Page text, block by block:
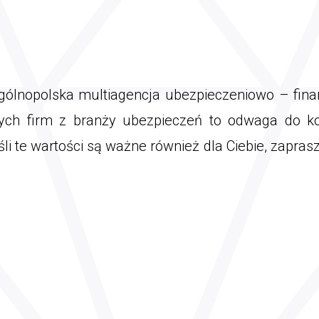
multiagencja ubezpieczeniowo –
firm z branży ubezpieczeń to odwaga do
te wartości są ważne również dla Ciebie,